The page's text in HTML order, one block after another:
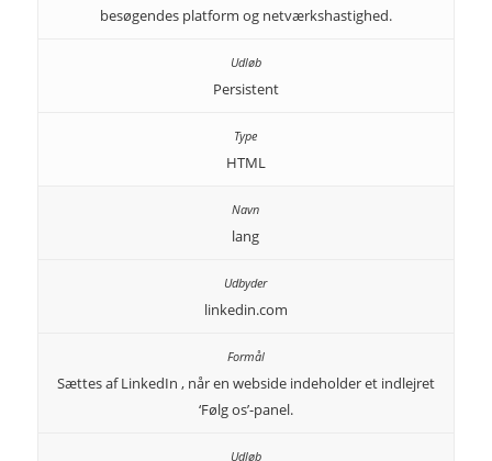
besøgendes platform og netværkshastighed.
Persistent
HTML
lang
linkedin.com
Sættes af LinkedIn , når en webside indeholder et indlejret
‘Følg os’-panel.